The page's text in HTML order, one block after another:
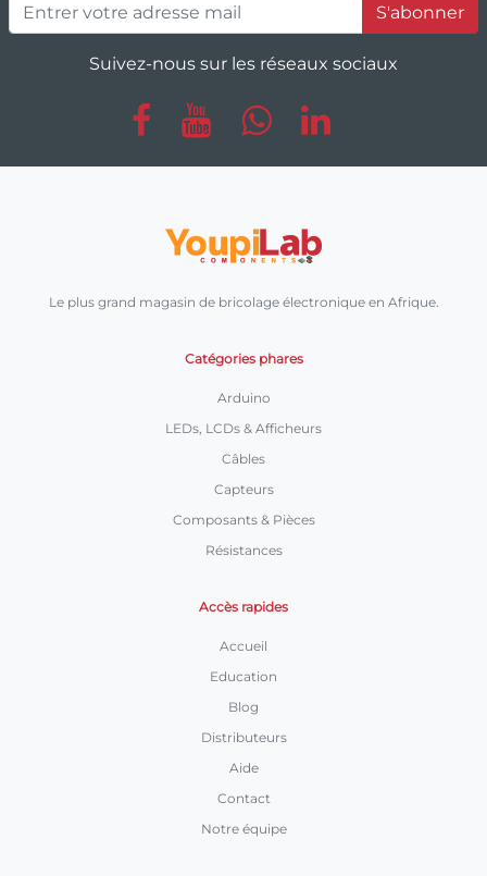
S'abonner
Suivez-nous sur les réseaux sociaux
Le plus grand magasin de bricolage électronique en Afrique.
Catégories phares
Arduino
LEDs, LCDs & Afficheurs
Câbles
Capteurs
Composants & Pièces
Résistances
Accès rapides
Accueil
Education
Blog
Distributeurs
Aide
Contact
Notre équipe